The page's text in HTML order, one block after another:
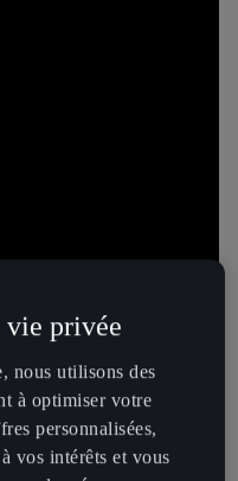
vie privée
nous utilisons des
à optimiser votre
personnalisées,
vos intérêts et vous